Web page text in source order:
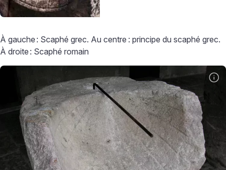
À gauche : Scaphé grec. Au centre : principe du scaphé grec.
À droite : Scaphé romain